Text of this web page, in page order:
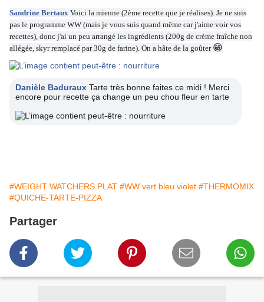
Sandrine Bertaux Voici la mienne (2ème recette que je réalises). Je ne suis
pas le programme WW (mais je vous suis quand même car j'aime voir vos
recettes), donc j'ai un peu arrangé les ingrédients (200g de crème fraîche non
allégée, skyr remplacé par 30g de farine). On a hâte de la goûter 😁
Danièle Baduraux Tarte très bonne faites ce midi ! Merci
encore pour recette ça change un peu chou fleur en tarte
#WEIGHT WATCHERS PLAT #WW vert bleu violet #THERMOMIX
#QUICHE-TARTE-PIZZA
Partager